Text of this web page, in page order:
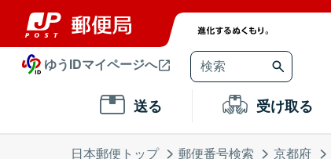
ゆうIDマイページへ
送る 受け取る
日本郵便トップ 郵便番号検索 京都府